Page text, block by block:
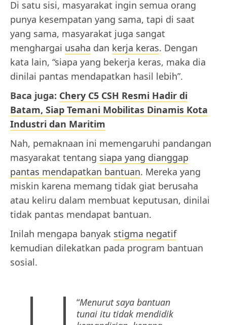
Di satu sisi, masyarakat ingin semua orang
punya kesempatan yang sama, tapi di saat
yang sama, masyarakat juga sangat
menghargai usaha dan kerja keras. Dengan
kata lain, “siapa yang bekerja keras, maka dia
dinilai pantas mendapatkan hasil lebih”.
Baca juga: Chery C5 CSH Resmi Hadir di
Batam, Siap Temani Mobilitas Dinamis Kota
Industri dan Maritim
Nah, pemaknaan ini memengaruhi pandangan
masyarakat tentang siapa yang dianggap
pantas mendapatkan bantuan. Mereka yang
miskin karena memang tidak giat berusaha
atau keliru dalam membuat keputusan, dinilai
tidak pantas mendapat bantuan.
Inilah mengapa banyak stigma negatif
kemudian dilekatkan pada program bantuan
sosial.
“Menurut saya bantuan
tunai itu tidak mendidik